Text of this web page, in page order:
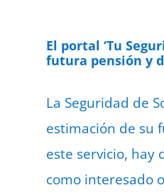
El portal ‘Tu
futura pensión y
La Seguridad de
estimación de su
este servicio, hay
como interesado